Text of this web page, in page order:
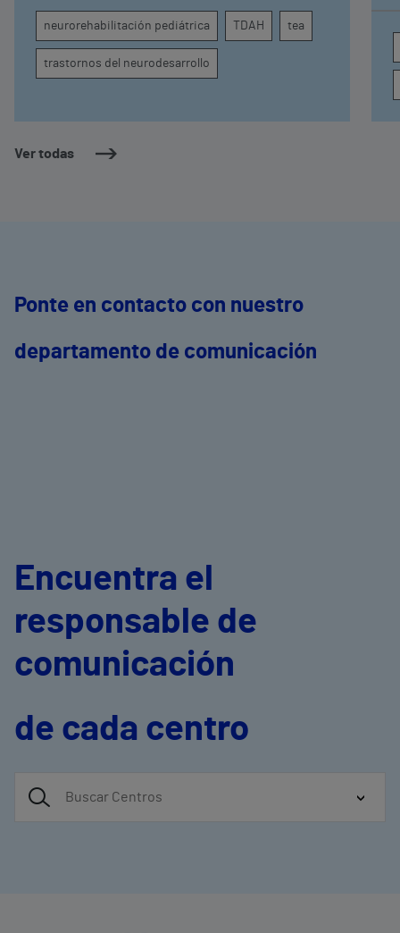
Ver todas
atención, la regulación emocional y la
conducta
neurorehabilitación pediátrica TDAH tea
trastornos del neurodesarrollo
Ponte en contacto con nuestro
departamento de comunicación
Encuentra el
responsable de
comunicación
de cada centro